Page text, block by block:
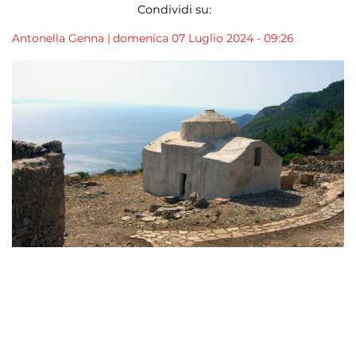
Condividi su:
Antonella Genna | domenica 07 Luglio 2024 - 09:26